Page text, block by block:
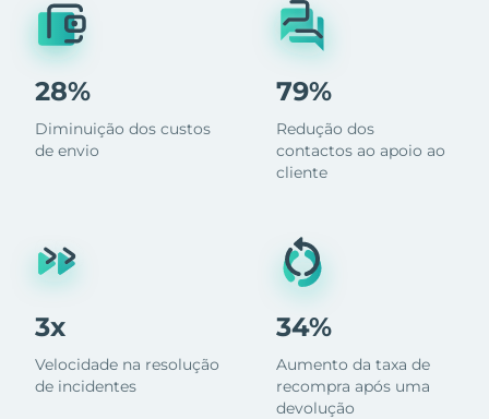
28%
Diminuição dos custos
de envio
3x
Velocidade na resolução
de incidentes
79%
Redução dos
contactos ao apoio ao
cliente
34%
Aumento da taxa de
recompra após uma
devolução